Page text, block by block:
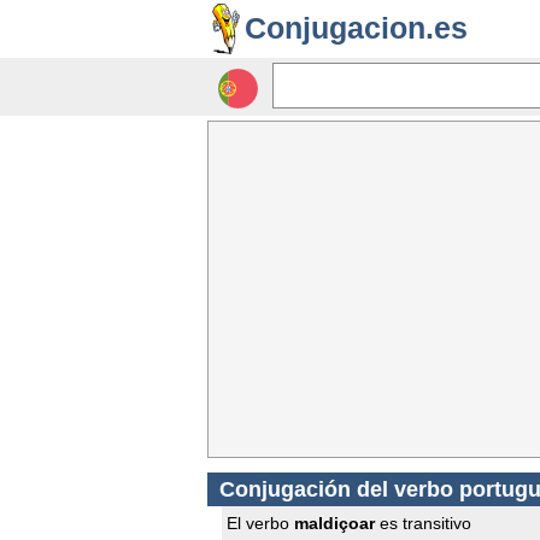
Conjugacion.es
Conjugación del verbo
El verbo maldiçoares transitivo